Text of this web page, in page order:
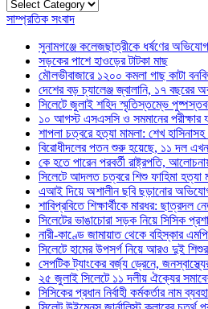
Categories
সাম্প্রতিক সংবাদ
সুনামগঞ্জে কলেজছাত্রীকে ধর্ষণের
সড়কের পাশে হাওড়ের টাটকা মাছ
মৌলভীবাজারে ১২০০ কমলা গাছ কাটা
দেশের বড় চ্যালেঞ্জ জ্বালানি, ১৭ বছরের
সিলেটে জুলাই শহিদ স্মৃতিস্তম্ভে
১০ আগস্ট এসএসসি ও সমমানের পরীক্ষার
শাপলা চত্বরে হত্যা মামলা: শেখ
বিরোধীদলের পতন শুরু হয়েছে, ১১ দল এখন
কে হতে পারেন পরবর্তী রাষ্ট্রপতি,
সিলেটে আদলত চত্বরে শিশু ফাহিমা হত্যা
এআই দিয়ে অশালীন ছবি ছড়ানোর অভিযোগ
শাবিপ্রবিতে শিক্ষার্থীকে মারধর: ছাত্রদল
সিলেটের ভাঙাচোরা সড়ক নিয়ে সিসিক
নারী-কাণ্ডে জামায়াত থেকে বহিস্কার
সিলেটে হামের উপসর্গ নিয়ে আরও দুই
সেপটিক ট্যাংকের বর্জ্য ড্রেনে,
২৫ জুলাই সিলেটে ১১ দলীয় ঐক্যের
সিসিকের প্রধান নির্বাহী কর্মকর্তার নাম